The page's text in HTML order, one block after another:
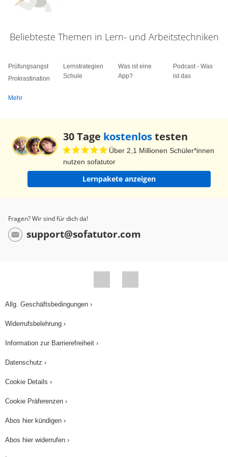
Beliebteste Themen in Lern- und Arbeitstechniken
Prüfungsangst
Prokrastination
Lernstrategien
Schule
Was ist eine
App?
Podcast - Was
ist das
Mehr
30 Tage kostenlostesten
Über 2,1 Millionen Schüler*innen
nutzen sofatutor
Lernpakete anzeigen
Fragen? Wir sind für dich da!
support@sofatutor.com
Allg. Geschäftsbedingungen ›
Widerrufsbelehrung ›
Information zur Barrierefreiheit ›
Datenschutz ›
Cookie Details ›
Cookie Präferenzen ›
Abos hier kündigen ›
Abos hier widerrufen ›